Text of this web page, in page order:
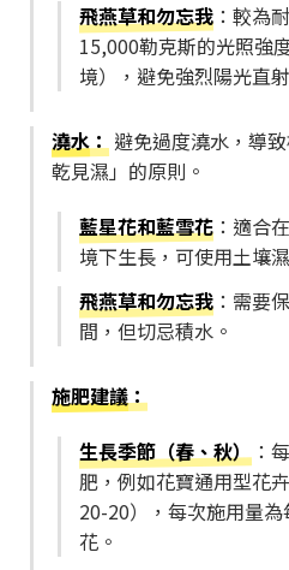
飛燕草和勿忘我 ：較為
15,000勒克斯的光照強
境），避免強烈陽光直
澆水： 避免過度澆水，導
乾見濕」的原則。
藍星花和藍雪花 ：適合
境下生長，可使用土壤
飛燕草和勿忘我 ：需要
間，但切忌積水。
施肥建議：
生長季節（春、秋） ：
肥，例如花寶通用型花
20-20），每次施用量
花。